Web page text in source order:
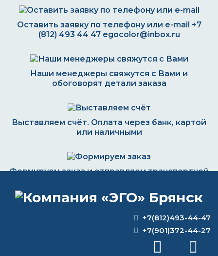
Оставить заявку по телефону или e-mail +7
(812) 493 44 47 egocolor@inbox.ru
Наши менеджеры свяжутся с Вами и
обоговорят детали заказа
Выставляем счёт. Оплата через банк, картой
или наличными
Формируем заказ и отправляем транспортной
ВОПРОС-ОТВЕТ
+7(812)493-44-47
+7(901)372-44-27